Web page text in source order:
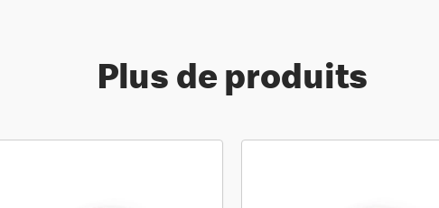
Plus de produits